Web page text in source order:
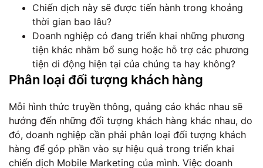
Chiến dịch này sẽ được tiến hành trong khoảng
thời gian bao lâu?
Doanh nghiệp có đang triển khai những phương
tiện khác nhằm bổ sung hoặc hỗ trợ các phương
tiện di động hiện tại của chúng ta hay không?
Phân loại đối tượng khách hàng
Mỗi hình thức truyền thông, quảng cáo khác nhau sẽ
hướng đến những đối tượng khách hàng khác nhau, do
đó, doanh nghiệp cần phải phân loại đối tượng khách
hàng để góp phần vào sự hiệu quả trong triển khai
chiến dịch Mobile Marketing của mình. Việc doanh